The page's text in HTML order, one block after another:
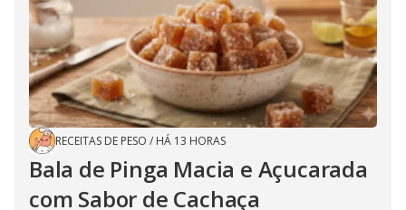
RECEITAS DE PESO / HÁ 13 HORAS
Bala de Pinga Macia e Açucarada
com Sabor de Cachaça